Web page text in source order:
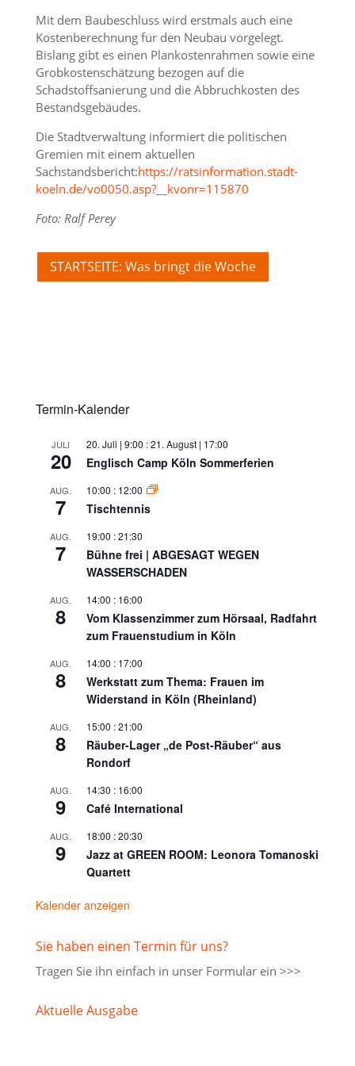
Mit dem Baubeschluss wird erstmals auch eine
Kostenberechnung für den Neubau vorgelegt.
Bislang gibt es einen Plankostenrahmen sowie eine
Grobkostenschätzung bezogen auf die
Schadstoffsanierung und die Abbruchkosten des
Bestandsgebäudes.
Die Stadtverwaltung informiert die politischen
Gremien mit einem aktuellen
Sachstandsbericht:https://ratsinformation.stadt-
koeln.de/vo0050.asp?__kvonr=115870
Foto: Ralf Perey
STARTSEITE: Was bringt die Woche
Termin-Kalender
JULI
20
20. Juli | 9:00 :21. August | 17:00
Englisch Camp Köln Sommerferien
AUG.
7
10:00 : 12:00
Tischtennis
AUG.
7
19:00 :21:30
Bühne frei | ABGESAGT WEGEN
WASSERSCHADEN
AUG.
8
14:00 : 16:00
Vom Klassenzimmer zum Hörsaal, Radfahrt
zum Frauenstudium in Köln
AUG.
8
14:00 : 17:00
Werkstatt zum Thema: Frauen im
Widerstand in Köln (Rheinland)
AUG.
8
15:00 :21:00
Räuber-Lager „de Post-Räuber“ aus
Rondorf
AUG.
9
14:30 : 16:00
Café International
AUG.
9
18:00 :20:30
Jazz at GREEN ROOM: Leonora Tomanoski
Quartett
Kalender anzeigen
Sie haben einen Termin für uns?
Tragen Sie ihn einfach in unser Formular ein >>>
Aktuelle Ausgabe